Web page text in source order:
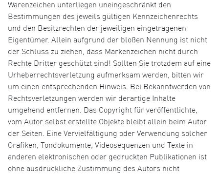
Warenzeichen unterliegen uneingeschränkt den
Bestimmungen des jeweils gültigen Kennzeichenrechts
und den Besitzrechten der jeweiligen eingetragenen
Eigentümer. Allein aufgrund der bloßen Nennung ist nicht
der Schluss zu ziehen, dass Markenzeichen nicht durch
Rechte Dritter geschützt sind! Sollten Sie trotzdem auf eine
Urheberrechtsverletzung aufmerksam werden, bitten wir
um einen entsprechenden Hinweis. Bei Bekanntwerden von
Rechtsverletzungen werden wir derartige Inhalte
umgehend entfernen. Das Copyright für veröffentlichte,
vom Autor selbst erstellte Objekte bleibt allein beim Autor
der Seiten. Eine Vervielfältigung oder Verwendung solcher
Grafiken, Tondokumente, Videosequenzen und Texte in
anderen elektronischen oder gedruckten Publikationen ist
ohne ausdrückliche Zustimmung des Autors nicht